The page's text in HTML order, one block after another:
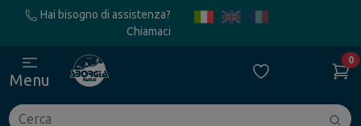
Hai bisogno di assistenza?
Chiamaci
Cerca
0
Menu